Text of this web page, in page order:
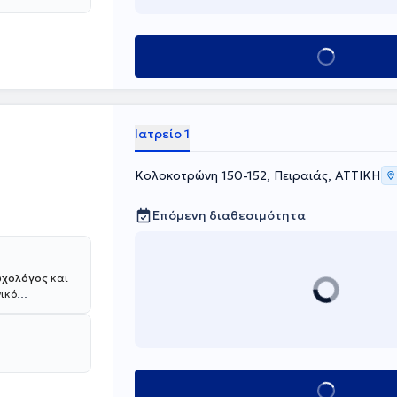
Κλείσε ραντεβού
και
Ιατρική
και
Ιατρείο 1
Κολοκοτρώνη 150-152, Πειραιάς, ΑΤΤΙΚΗ
Επόμενη διαθεσιμότητα
Κλείσε ραντεβού